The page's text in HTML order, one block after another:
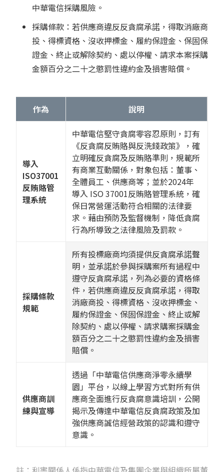
中華電信採購風險。
採購條款：若供應商違反反貪腐承諾，得取消廠商
投、得標資格、沒收押標金、履約保證金、保固保
證金、終止或解除契約、處以停權、請求本案採購
金額百分之二十之懲罰性違約金及損害賠償。
作為 說明
導入
ISO37001
反賄賂管
理系統
中華電信堅守貪腐零容忍原則，訂有
《反貪腐反賄賂與反洗錢政策》，確
立明確反貪腐及反賄賂準則，規範所
有商業互動關係，對象包括：董事、
全體員工、供應商等；並於2024年
導入 ISO 37001反賄賂管理系統，確
保日常營運活動符合相關的法律要
求。藉由預防及監督機制，降低貪腐
行為所導致之法律風險及罰款。
採購條款
規範
所有投標廠商均須提供反貪腐承諾聲
明，並承諾於參與採購案所有過程中
遵守反貪腐承諾，列為必要的資格條
件，若供應商違反反貪腐承諾，得取
消廠商投、得標資格、沒收押標金、
履約保證金、保固保證金、終止或解
除契約、處以停權、請求購案採購金
額百分之二十之懲罰性違約金及損害
賠償。
供應商訓
練與宣導
透過「中華電信供應商淨零永續學
園」平台，以線上學習方式對所有供
應商全面進行反貪腐意識培訓，公開
揭示及傳達中華電信反貪腐政策及加
強供應商誠信經營政策的認識和遵守
意識。